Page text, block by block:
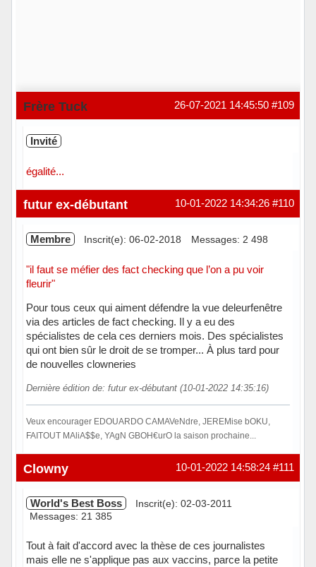
#109
26-07-2021 14:45:50
Frère Tuck
Invité
égalité...
#110
10-01-2022 14:34:26
futur ex-débutant
Membre Inscrit(e): 06-02-2018 Messages: 2 498
"il faut se méfier des fact checking que l’on a pu voir
fleurir"
Pour tous ceux qui aiment défendre la vue deleurfenêtre
via des articles de fact checking. Il y a eu des
spécialistes de cela ces derniers mois. Des spécialistes
qui ont bien sûr le droit de se tromper... À plus tard pour
de nouvelles clowneries
Dernière édition de: futur ex-débutant (10-01-2022 14:35:16)
Veux encourager EDOUARDO CAMAVeNdre, JEREMise bOKU,
FAITOUT MAliA$$e, YAgN GBOH€urO la saison prochaine...
Hors ligne #111
10-01-2022 14:58:24
Clowny
World's Best Boss
Inscrit(e): 02-03-2011
Messages: 21 385
Tout à fait d'accord avec la thèse de ces journalistes
mais elle ne s'applique pas aux vaccins, parce la petite